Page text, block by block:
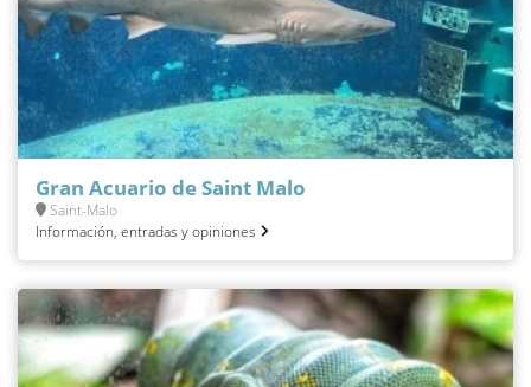
Gran Acuario de Saint Malo
Saint-Malo
Información, entradas y opiniones